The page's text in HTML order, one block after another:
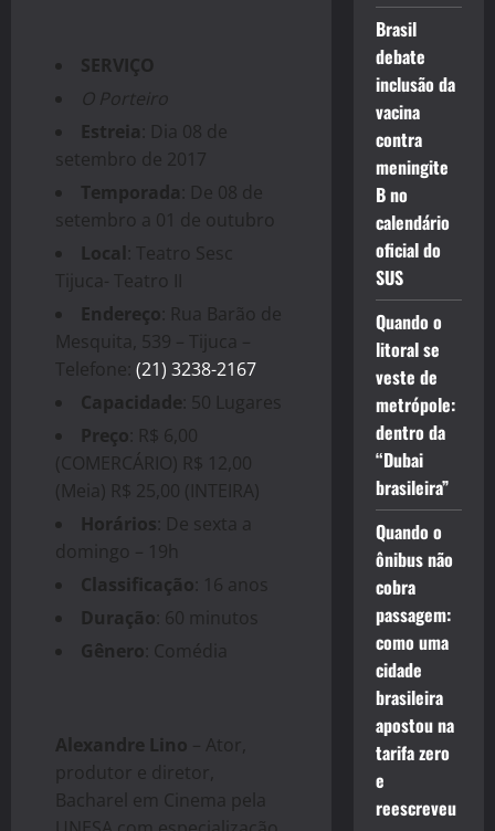
SERVIÇO
O Porteiro
Estreia : Dia 08 de
setembro de 2017
Temporada : De 08 de
setembro a 01 de outubro
Local : Teatro Sesc
Tijuca- Teatro II
Endereço : Rua Barão de
Mesquita, 539 – Tijuca –
Telefone: (21) 3238-2167
Capacidade : 50 Lugares
Preço : R$ 6,00
(COMERCÁRIO) R$ 12,00
(Meia) R$ 25,00 (INTEIRA)
Horários : De sexta a
domingo – 19h
Classificação : 16 anos
Duração : 60 minutos
Gênero : Comédia
Alexandre Lino – Ator,
produtor e diretor,
Bacharel em Cinema pela
Brasil
debate
inclusão da
vacina
contra
meningite
B no
calendário
oficial do
SUS
Quando o
litoral se
veste de
metrópole:
dentro da
“Dubai
brasileira”
Quando o
ônibus não
cobra
passagem:
como uma
cidade
brasileira
apostou na
tarifa zero
e
reescreveu